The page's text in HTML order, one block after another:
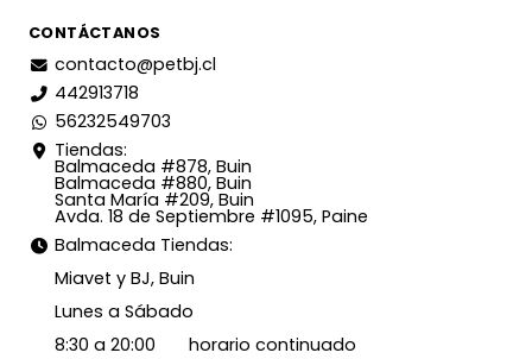
CONTÁCTANOS
contacto@petbj.cl
442913718
56232549703
Tiendas:
Balmaceda #878, Buin
Balmaceda #880, Buin
Santa María #209, Buin
Avda. 18 de Septiembre #1095, Paine
Balmaceda Tiendas:
Miavet y BJ, Buin
Lunes a Sábado
8:30 a 20:00 horario continuado